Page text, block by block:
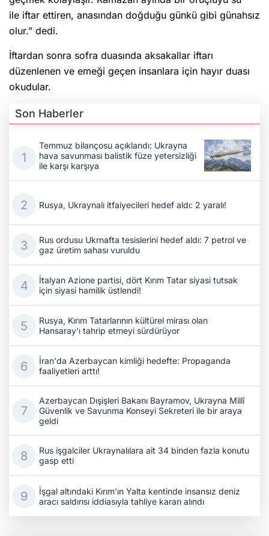
ile iftar ettiren, anasından doğduğu günkü gibi günahsız
olur.” dedi.
İftardan sonra sofra duasında aksakallar iftarı
düzenlenen ve emeği geçen insanlara için hayır duası
okudular.
Son Haberler
Temmuz bilançosu açıklandı: Ukrayna
hava savunması balistik füze yetersizliği
ile karşı karşıya
Rusya, Ukraynalı itfaiyecileri hedef aldı: 2 yaralı!
Rus ordusu Ukrnafta tesislerini hedef aldı: 7 petrol ve
gaz üretim sahası vuruldu
İtalyan Azione partisi, dört Kırım Tatar siyasi tutsak
için siyasi hamilik üstlendi!
Rusya, Kırım Tatarlarının kültürel mirası olan
Hansaray'ı tahrip etmeyi sürdürüyor
İran'da Azerbaycan kimliği hedefte: Propaganda
faaliyetleri arttı!
Azerbaycan Dışişleri Bakanı Bayramov, Ukrayna Millî
Güvenlik ve Savunma Konseyi Sekreteri ile bir araya
geldi
Rus işgalciler Ukraynalılara ait 34 binden fazla konutu
gasp etti
İşgal altındaki Kırım'ın Yalta kentinde insansız deniz
aracı saldırısı iddiasıyla tahliye kararı alındı